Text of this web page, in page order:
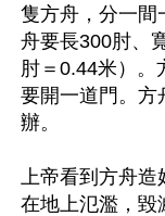
隻方舟，分一間
舟要長300肘、
肘＝0.44米）。
要開一道門。方
辦。
上帝看到方舟造
在地上氾濫，毀